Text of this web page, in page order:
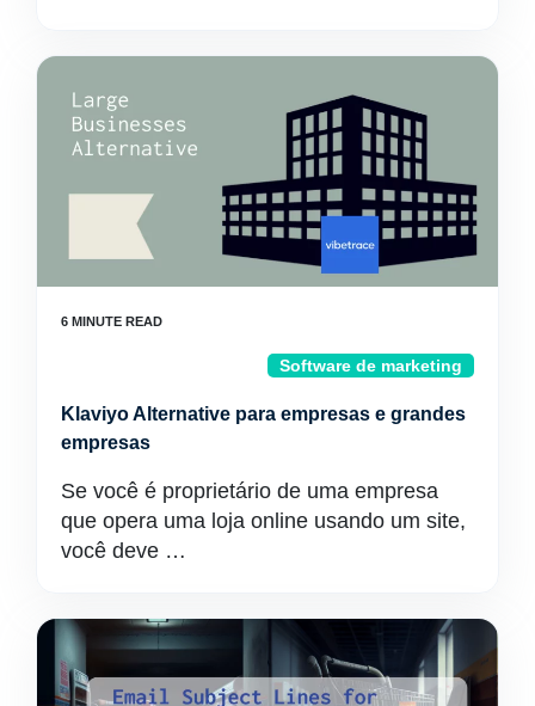
Software de marketing
Klaviyo Alternative para empresas e grandes
empresas
Se você é proprietário de uma empresa
que opera uma loja online usando um site,
você deve …